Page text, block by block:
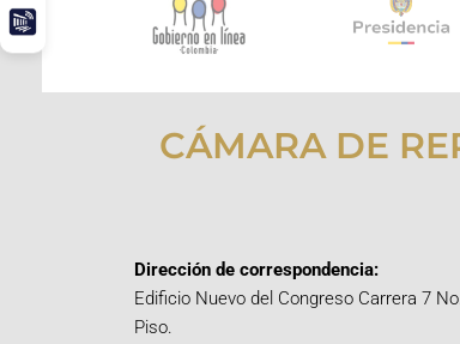
CÁMARA DE
Dirección de correspondencia:
Edificio Nuevo del Congreso Carrera 7
Piso.